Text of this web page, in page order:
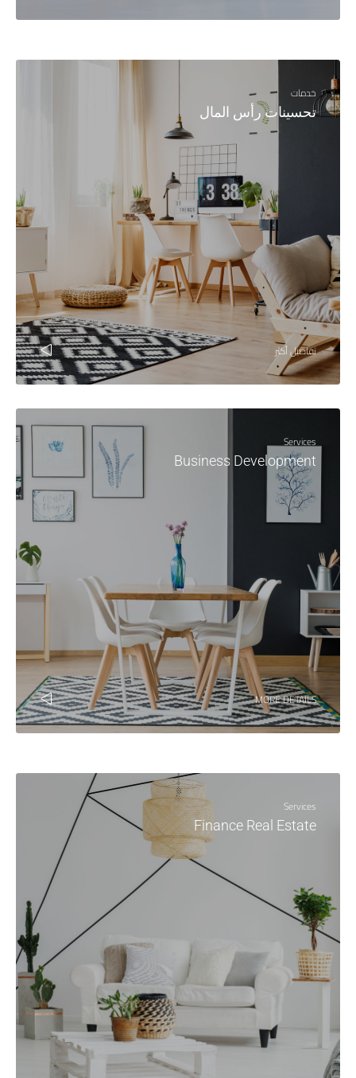
خدمات
تحسينات رأس المال
تفاصيل أكثر
Services
Business Development
MORE DETAILS
Services
Finance Real Estate